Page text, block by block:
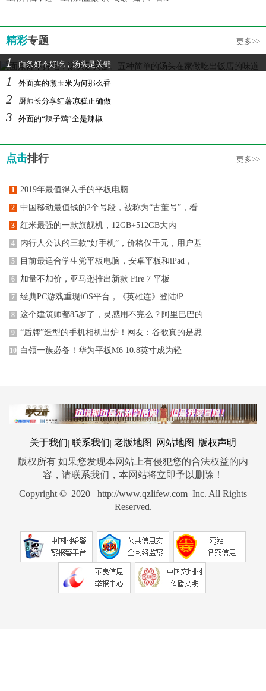
精彩专题 更多>>
1 面条好不好吃，汤头是关键
1 外面卖的煮玉米为何那么香
2 厨师长分享红薯凉糕正确做
3 外面的“辣子鸡”全是辣椒
点击排行 更多>>
1 2019年最值得入手的平板电脑
2 中国移动最值钱的2个号段，被称为“古董号”，看
3 红米最强的一款旗舰机，12GB+512GB大内
4 内行人公认的三款“好手机”，价格仅千元，用户基
5 目前最适合学生党平板电脑，安卓平板和iPad，
6 加量不加价，亚马逊推出新款 Fire 7 平板
7 经典PC游戏重现iOS平台，《英雄连》登陆iP
8 这个建筑师都85岁了，灵感用不完么？阿里巴巴的
9 “盾牌”造型的手机相机出炉！网友：谷歌真的是思
10 白领一族必备！华为平板M6 10.8英寸成为轻
关于我们 联系我们 老版地图 网站地图
版权声明
版权所有 如果您发现本网站上有侵犯您的合法权益的内
容，请联系我们，本网站将立即予以删除！
Copyright © 2020 http://www.qzlifew.com Inc. All Rights
Reserved.